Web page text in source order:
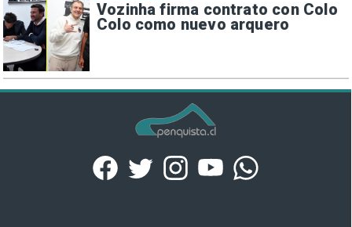
Vozinha firma contrato con Colo
Colo como nuevo arquero